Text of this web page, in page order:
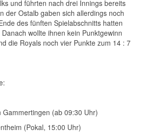
und führten nach drei Innings bereits
der Ostalb gaben sich allerdings noch
des fünften Spielabschnitts hatten
wollte ihnen kein Punktgewinn
die Royals noch vier Punkte zum 14 : 7
Gammertingen (ab 09:30 Uhr)
(Pokal, 15:00 Uhr)